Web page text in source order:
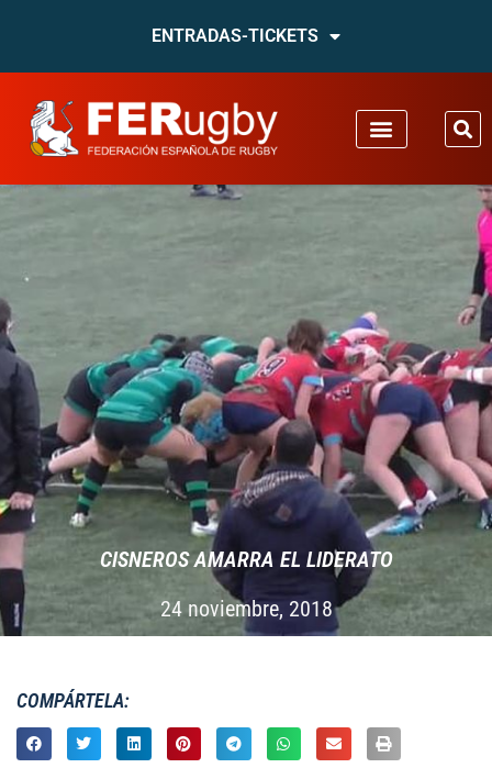
ENTRADAS-TICKETS
CISNEROS AMARRA EL LIDERATO
24 noviembre, 2018
COMPÁRTELA: